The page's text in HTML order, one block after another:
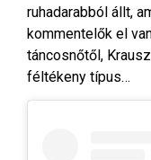
ruhadarabból állt,
kommentelők el
táncosnőtől,
féltékeny típus…